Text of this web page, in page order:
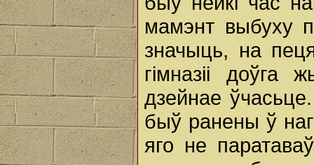
мамэнт выбуху
значыць, на
гімназіі
дзейнае
быў ранены ў
яго не